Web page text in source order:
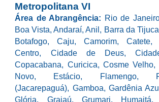
Metropolitana VI
Área de Abrangência: Rio de
Boa Vista, Andaraí, Anil, Barra da
Botafogo, Caju, Camorim, Catete,
Centro, Cidade de Deus,
Copacabana, Curicica, Cosme Velho,
Novo, Estácio, Flamengo,
(Jacarepaguá), Gamboa, Gardênia
Glória, Grajaú, Grumari,